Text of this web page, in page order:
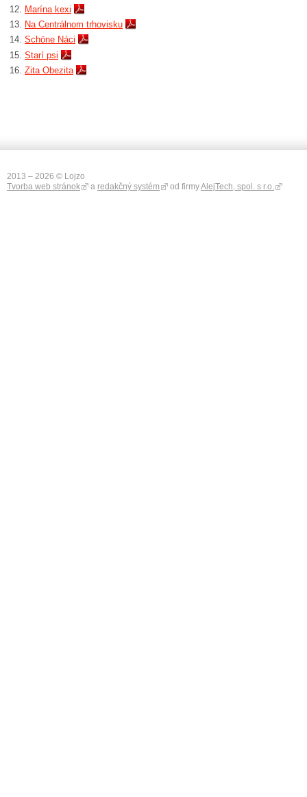
Marína kexi
Na Centrálnom trhovisku
Schöne Náci
Starí psi
Zita Obezita
2013 – 2026 © Lojzo
Tvorba web stránok
a redakčný systém od firmyAlejTech, spol. s r.o.